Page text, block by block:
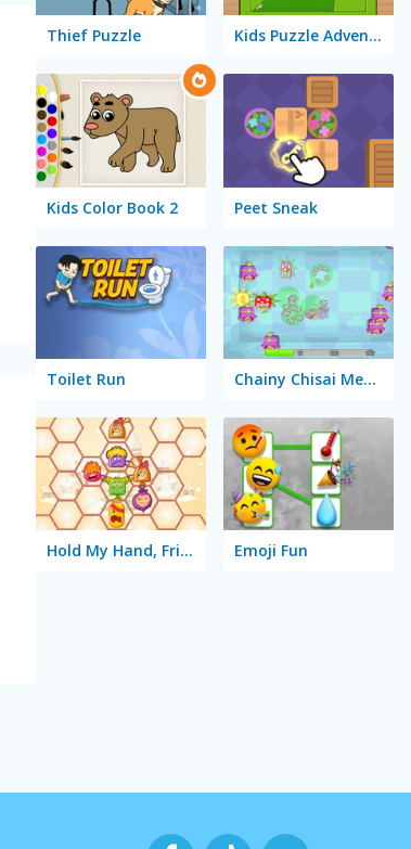
Thief Puzzle Kids Puzzle Adventure
Kids Color Book 2 Peet Sneak
Toilet Run Chainy Chisai Medieval 2
Hold My Hand, Friend Emoji Fun